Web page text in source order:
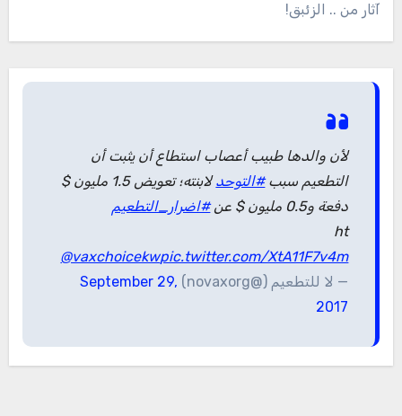
آثار من .. الزئبق!
لأن والدها طبيب أعصاب استطاع أن يثبت أن
التطعيم سبب#التوحد
لابنته؛ تعويض 1.5 مليون $
دفعة و0.5 مليون $ عن
#اضرار_التطعيم
ht
@vaxchoicekwpic.twitter.com/XtA11F7v4m
— لا للتطعيم (@novaxorg)
September 29,
2017